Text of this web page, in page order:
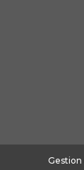
Gestion